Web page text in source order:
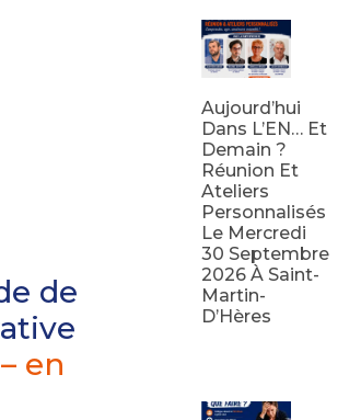
de
en
Aujourd’hui
Dans L’EN… Et
Demain ?
Réunion Et
Ateliers
Personnalisés
Le Mercredi
30 Septembre
2026 À Saint-
Martin-
D’Hères